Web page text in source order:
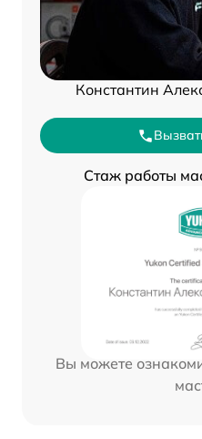
Константин
Стаж работы
Вы можете